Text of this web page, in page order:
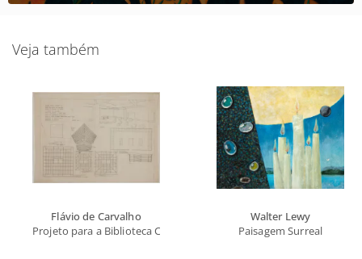
Veja também
Flávio de Carvalho
Projeto para a Biblioteca Central de Salvador
Walter Lewy
Paisagem Surreal